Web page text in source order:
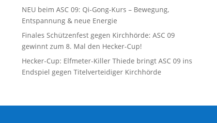
NEU beim ASC 09: Qi-Gong-Kurs – Bewegung,
Entspannung & neue Energie
Finales Schützenfest gegen Kirchhörde: ASC 09
gewinnt zum 8. Mal den Hecker-Cup!
Hecker-Cup: Elfmeter-Killer Thiede bringt ASC 09 ins
Endspiel gegen Titelverteidiger Kirchhörde